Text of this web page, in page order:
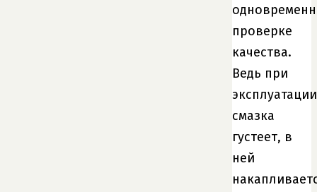
проверке
качества.
Ведь при
эксплуатации
смазка
густеет, в
ней